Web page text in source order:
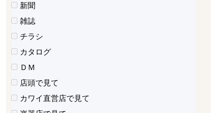
新聞
雑誌
チラシ
カタログ
ＤＭ
店頭で見て
カワイ直営店で見て